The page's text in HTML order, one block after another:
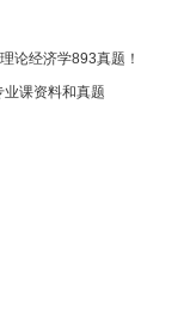
论经济学893真题！
课资料和真题